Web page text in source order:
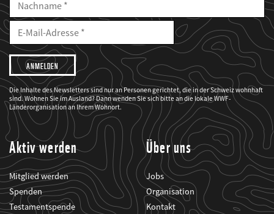
Nachname
E-
Mailadresse
E-
Adresse
Ich
möchte,
dass
der
WWF
mich
über
seine
Projekte
informiert.
Die Inhalte des Newsletters sind nur an Personen gerichtet, die in der Schweiz wohnhaft
sind. Wohnen Sie im Ausland? Dann wenden Sie sich bitte an die lokale WWF-
Länderorganisation an Ihrem Wohnort.
Aktiv werden
Mitglied werden
Spenden
Testamentspende
Über uns
Jobs
Organisation
Kontakt